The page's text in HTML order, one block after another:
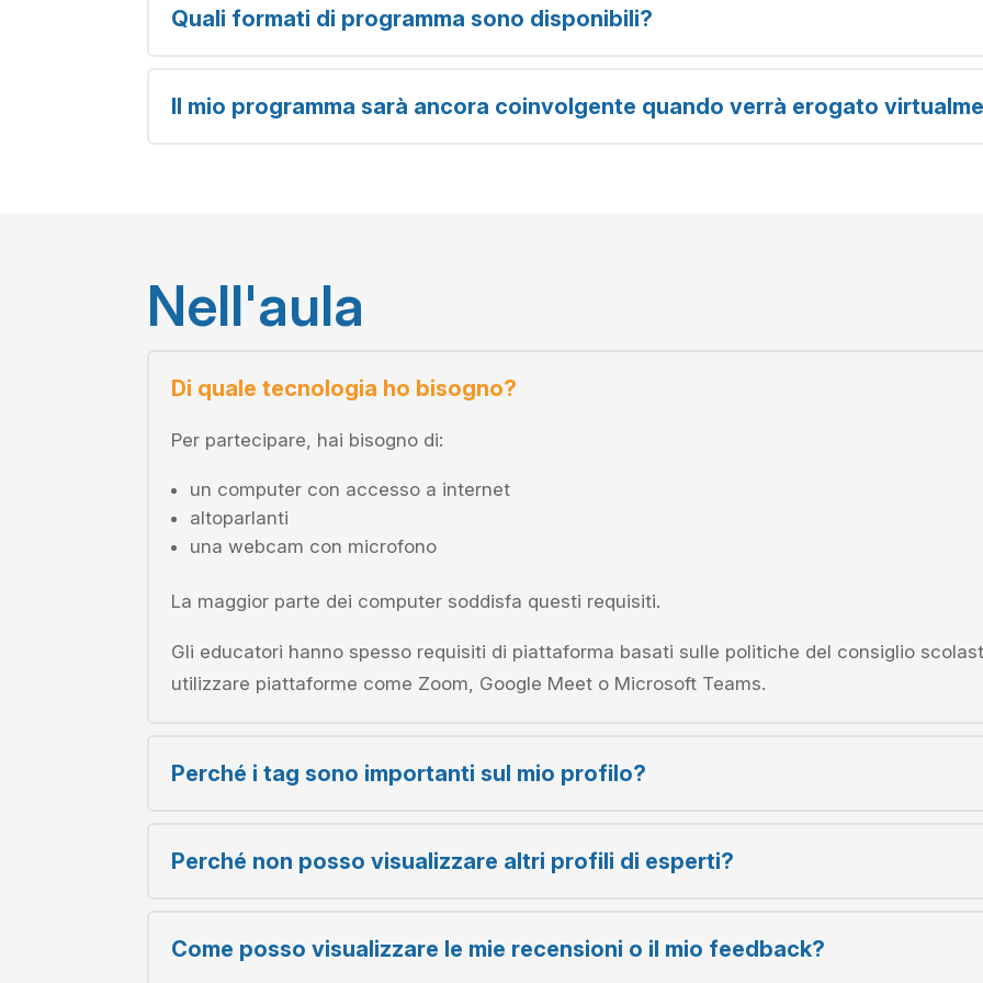
Quali formati di programma sono disponibili?
Il mio programma sarà ancora coinvolgente quando verrà erogato
Nell'aula
Di quale tecnologia ho bisogno?
Per partecipare, hai bisogno di:
un computer con accesso a internet
altoparlanti
una webcam con microfono
La maggior parte dei computer soddisfa questi requisiti.
Gli educatori hanno spesso requisiti di piattaforma basati sulle politiche del consiglio
utilizzare piattaforme come Zoom, Google Meet o Microsoft Teams.
Perché i tag sono importanti sul mio profilo?
Perché non posso visualizzare altri profili di esperti?
Come posso visualizzare le mie recensioni o il mio feedback?